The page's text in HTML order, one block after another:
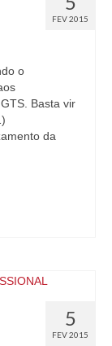
FEV 2015
o
Basta vir
da
5
FEV 2015